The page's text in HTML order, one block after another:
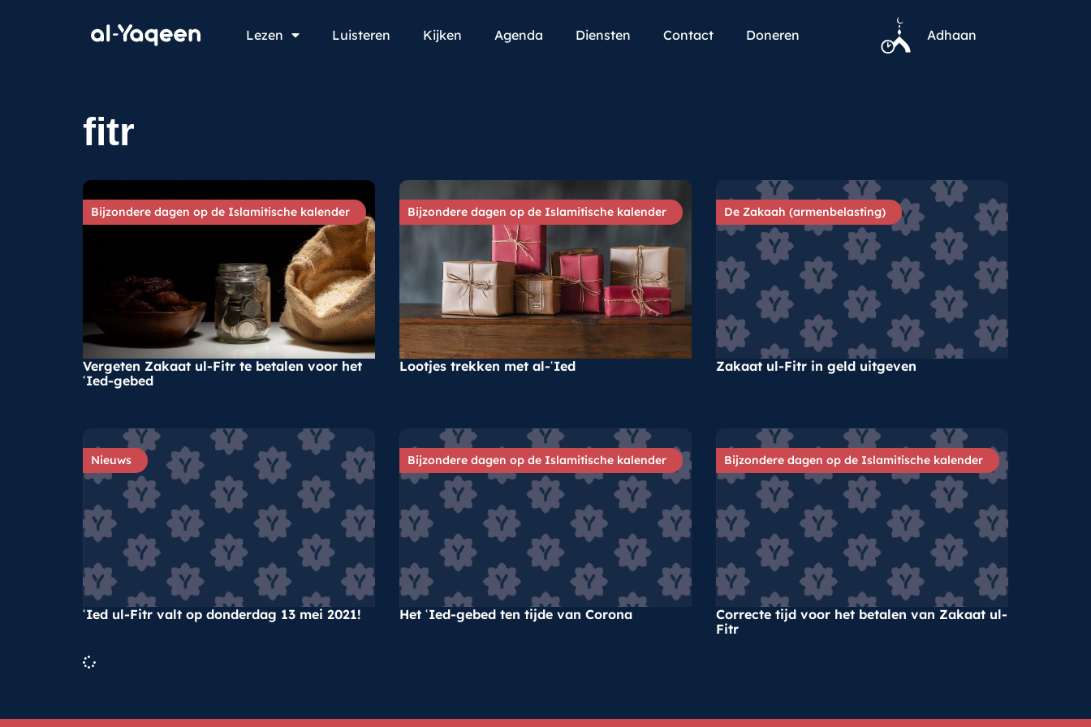
Lezen Luisteren Kijken Agenda Diensten Contact Doneren Adhaan
fitr
Bijzondere dagen op de Islamitische kalender
Vergeten Zakaat ul-Fitr te betalen voor het
ʿIed-gebed
Bijzondere dagen op de Islamitische kalender
Lootjes trekken met al-ʿIed
De Zakaah (armenbelasting)
Zakaat ul-Fitr in geld uitgeven
Nieuws
ʿIed ul-Fitr valt op donderdag 13 mei 2021!
Bijzondere dagen op de Islamitische kalender
Het ʿIed-gebed ten tijde van Corona
Bijzondere dagen op de Islamitische kalender
Correcte tijd voor het betalen van Zakaat ul-
Fitr